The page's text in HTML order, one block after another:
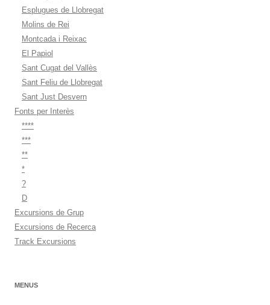
Esplugues de Llobregat
Molins de Rei
Montcada i Reixac
El Papiol
Sant Cugat del Vallès
Sant Feliu de Llobregat
Sant Just Desvern
Fonts per Interès
****
***
**
*
?
D
Excursions de Grup
Excursions de Recerca
Track Excursions
MENUS